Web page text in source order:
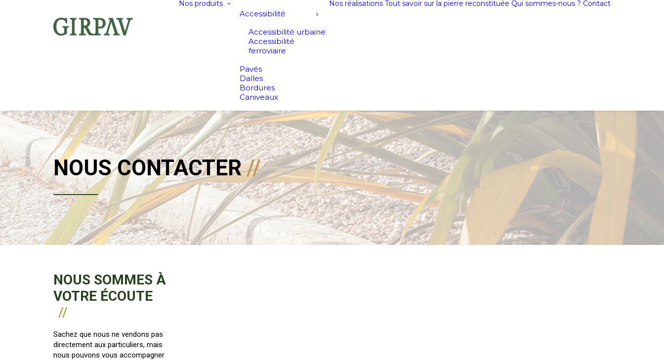
Nos produits
Accessibilité
Accessibilité urbaine
Accessibilité
ferroviaire
Pavés
Dalles
Bordures
Caniveaux
Nos réalisations Tout savoir sur la pierre reconstituée Qui sommes-nous ? Contact
NOUS CONTACTER
NOUS SOMMES À
VOTRE ÉCOUTE
Sachez que nous ne vendons pas
directement aux particuliers, mais
nous pouvons vous accompagner